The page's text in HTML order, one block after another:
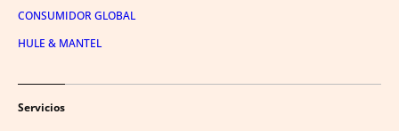
CONSUMIDOR GLOBAL
HULE & MANTEL
Servicios